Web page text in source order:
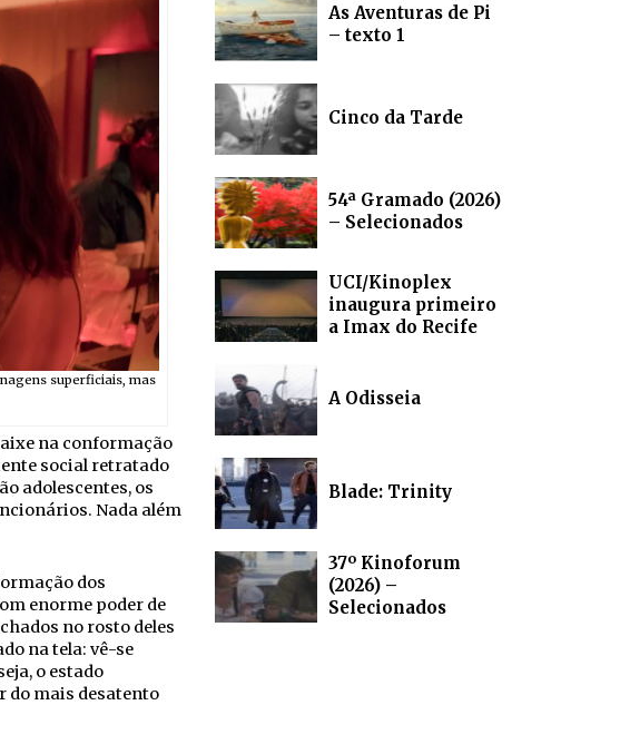
superficiais, mas
na conformação
social retratado
adolescentes, os
Nada além
dos
enorme poder de
no rosto deles
na tela: vê-se
o estado
do mais desatento
As Aventuras de Pi
– texto 1
Cinco da Tarde
54ª Gramado (2026)
– Selecionados
UCI/Kinoplex
inaugura primeiro
a Imax do Recife
A Odisseia
Blade: Trinity
37º Kinoforum
(2026) –
Selecionados